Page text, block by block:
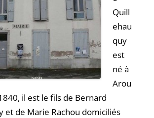
Quill
ehau
quy
est
né à
Arou
il est le fils de Bernard
et de Marie Rachou domiciliés